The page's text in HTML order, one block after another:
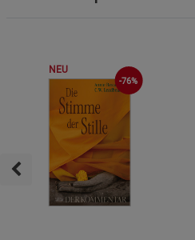
NEU
-76%